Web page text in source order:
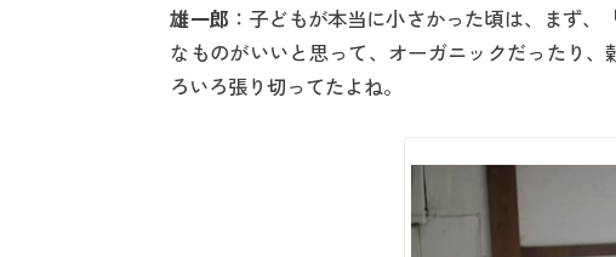
雄一郎 ：子どもが本当に小さかった頃は、まず
なものがいいと思って、オーガニックだったり
ろいろ張り切ってたよね。